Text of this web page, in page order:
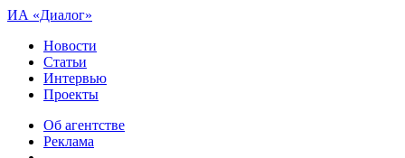
ИА «Диалог»
Новости
Статьи
Интервью
Проекты
Об агентстве
Реклама